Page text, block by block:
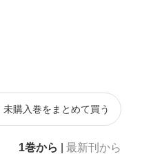
未購入巻をまとめて買う
1巻から 最新刊から